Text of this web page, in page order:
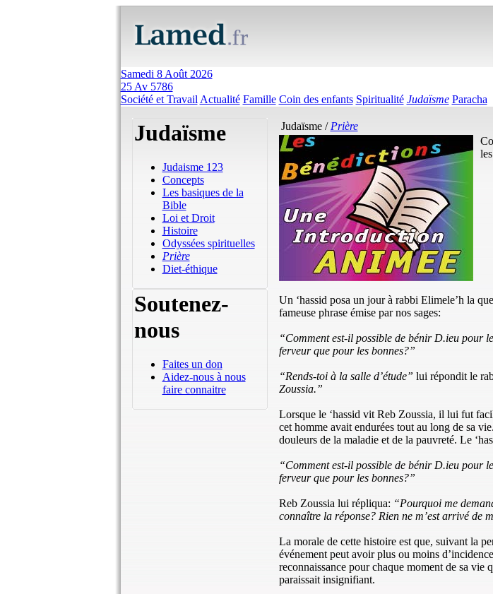
Samedi 8 Août 2026
25 Av 5786
Société et Travail Actualité Famille Coin des enfants Spiritualité Judaïsme Paracha
Judaïsme
Judaisme 123
Concepts
Les basiques de la
Bible
Loi et Droit
Histoire
Odyssées spirituelles
Prière
Diet-éthique
Soutenez-
nous
Faites un don
Aidez-nous à nous
faire connaitre
Judaïsme / Prière
Un ‘hassid posa un jour à rabbi Elimele’h la
fameuse phrase émise par nos sages:
“Comment est-il possible de bénir D.ieu pour
ferveur que pour les bonnes?”
“Rends-toi à la salle d’étude” lui répondit le
Zoussia.”
Lorsque le ‘hassid vit Reb Zoussia, il lui fut
cet homme avait endurées tout au long de sa
douleurs de la maladie et de la pauvreté. Le
“Comment est-il possible de bénir D.ieu pour
ferveur que pour les bonnes?”
Reb Zoussia lui répliqua: “Pourquoi me
connaître la réponse? Rien ne m’est arrivé de
La morale de cette histoire est que, suivant la
événement peut avoir plus ou moins
reconnaissance pour chaque moment de sa
paraissait insignifiant.